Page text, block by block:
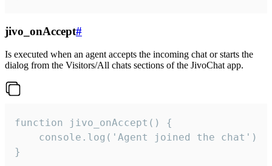
jivo_onAccept#
Is executed when an agent accepts the incoming chat or starts the
dialog from the Visitors/All chats sections of the JivoChat app.
function jivo_onAccept() {
}